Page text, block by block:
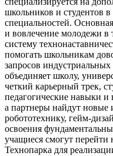
школьников и студентов
специальностей.
и вовлечение молодежи в
систему
помогать школьникам
запросов
объединяет школу,
четкий карьерный трек,
педагогические навыки и
а партнеры найдут
робототехнику, гейм-
освоения
учащиеся смогут
Технопарка для